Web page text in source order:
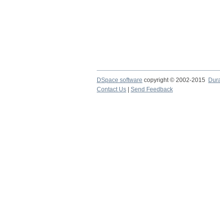
DSpace software copyright © 2002-2015
Contact Us
Send Feedback